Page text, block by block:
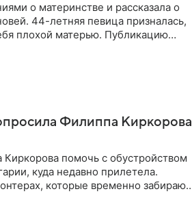
о материнстве и рассказала о
44-летняя певица призналась,
плохой матерью. Публикацию
Филиппа Киркорова
помочь с обустройством
куда недавно прилетела.
которые временно забирают